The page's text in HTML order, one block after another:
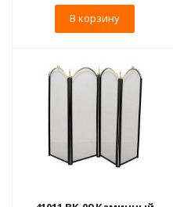
В корзину